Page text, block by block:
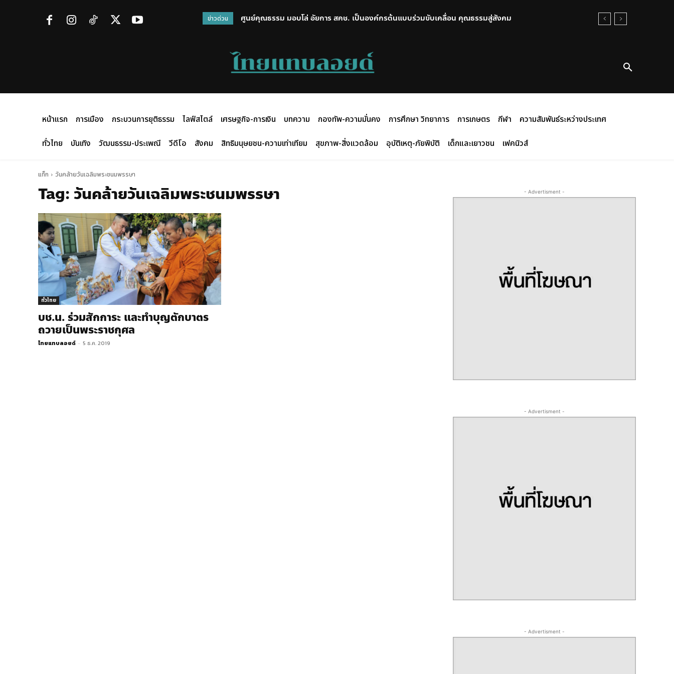
ข่าวด่วน ศูนย์คุณธรรม มอบโล่ อัยการ สคช. เป็นองค์กรต้นแบบร่วมขับเคลื่อน คุณธรรมสู่สังคม
หน้าแรก การเมือง กระบวนการยุติธรรม ไลฟ์สไตล์ เศรษฐกิจ-การเงิน บทความ กองทัพ-ความมั่นคง การศึกษา วิทยาการ การเกษตร กีฬา
ความสัมพันธ์ระหว่างประเทศ
ทั่วไทย
บันเทิง วัฒนธรรม-ประเพณี วีดีโอ สังคม สิทธิมนุษยชน-ความเท่าเทียม สุขภาพ-สิ่งแวดล้อม อุบัติเหตุ-ภัยพิบัติ เด็กและเยาวชน เฟคนิวส์
แท็ก วันคล้ายวันเฉลิมพระชนมพรรษา
Tag:วันคล้ายวันเฉลิมพระชนมพรรษา
ทั่วไทย
บช.น. ร่วมสักการะ และทำบุญตักบาตร
ถวายเป็นพระราชกุศล
ไทยแทบลอยด์ - 5 ธ.ค. 2019
- Advertisment -
- Advertisment -
- Advertisment -